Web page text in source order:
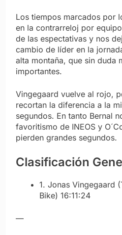
Los tiempos marcados por
en la contrarreloj por
de las espectativas y nos
cambio de líder en la
alta montaña, que sin duda
importantes.
Vingegaard vuelve al rojo,
recortan la diferencia a la
segundos. En tanto Bernal
favoritismo de INEOS y
pierden grandes segundos.
Clasificación
1. Jonas Vingegaard
Bike) 16:11:24
—